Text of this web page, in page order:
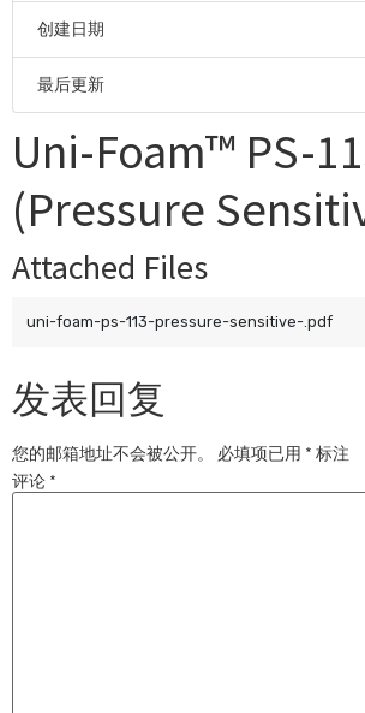
创建日期
最后更新
Uni-Foam™ PS-
(Pressure
Attached Files
uni-foam-ps-113-pressure-sensitive-.pdf
发表回复
您的邮箱地址不会被公开。 必填项已用 * 标注
评论 *